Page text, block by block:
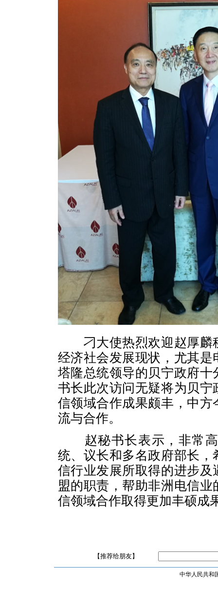
刁大使热烈欢迎赵厚
经济社会发展现状，尤其
塔隆总统领导的贝宁政府
书长此次访问无疑将为贝
信领域合作成果颇丰，中
流与合作。
赵秘书长表示，非常
统、议长和多名政府部长
信行业发展所取得的进步
盟的职责，帮助非洲电信
信领域合作取得更加丰硕成
【推荐给朋友】
中华人民共和